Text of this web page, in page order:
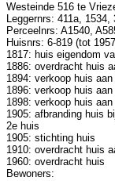
Westeinde 516 te
Leggernrs: 411a,
Perceelnrs: A1540,
Huisnrs: 6-819 (tot
1817: huis eigendom
1886: overdracht huis
1894: verkoop huis
1896: verkoop huis
1898: verkoop huis
1905: afbranding huis
2e huis
1905: stichting huis
1910: overdracht huis
1960: overdracht huis
Bewoners: